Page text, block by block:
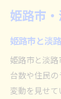
車検
自
板
潰
響
姫路市
姫路市と淡
姫路市と淡
台数や住民
変動を見せ